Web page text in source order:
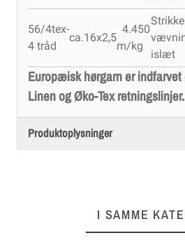
56/4tex-
4 tråd
ca.16x2,5
4.450
m/kg
islæt
Europæisk hørgarn er
Linen og Øko-Tex retningslinjer.
Produktoplysninger
I SAMME